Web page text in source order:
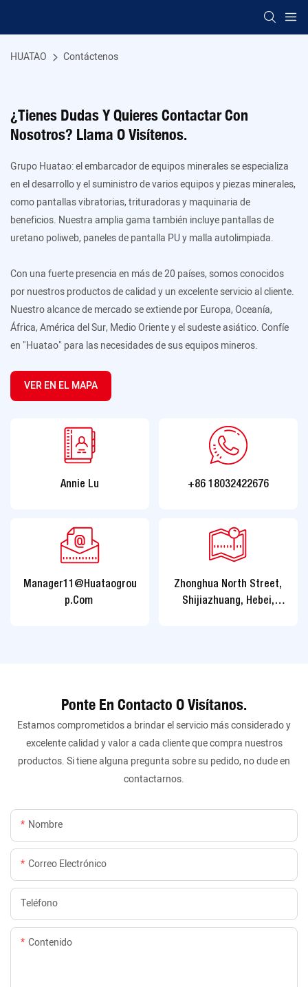
HUATAO Contáctenos
¿Tienes Dudas Y Quieres Contactar Con
Nosotros? Llama O Visítenos.
Grupo Huatao: el embarcador de equipos minerales se especializa
en el desarrollo y el suministro de varios equipos y piezas minerales,
como pantallas vibratorias, trituradoras y maquinaria de
beneficios. Nuestra amplia gama también incluye pantallas de
uretano poliweb, paneles de pantalla PU y malla autolimpiada.
Con una fuerte presencia en más de 20 países, somos conocidos
por nuestros productos de calidad y un excelente servicio al cliente.
Nuestro alcance de mercado se extiende por Europa, Oceanía,
África, América del Sur, Medio Oriente y el sudeste asiático. Confíe
en "Huatao" para las necesidades de sus equipos mineros.
VER EN EL MAPA
Annie Lu +86 18032422676
Manager11@huataogrou
P.com
Zhonghua North Street,
Shijiazhuang, Hebei,
Ponte En Contacto O Visítanos.
Estamos comprometidos a brindar el servicio más considerado y
excelente calidad y valor a cada cliente que compra nuestros
productos. Si tiene alguna pregunta sobre su pedido, no dude en
contactarnos.
Nombre
Correo Electrónico
Teléfono
Contenido